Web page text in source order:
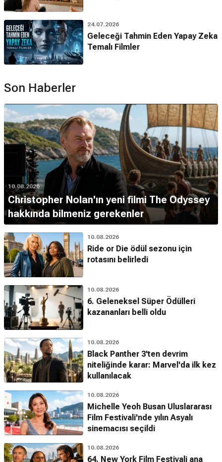
24.07.2026
Geleceği Tahmin Eden Yapay Zeka
Temalı Filmler
Son Haberler
10.08.2026
Christopher Nolan'ın yeni filmi The Odyssey
hakkında bilmeniz gerekenler
10.08.2026
Ride or Die ödül sezonu için
rotasını belirledi
10.08.2026
6. Geleneksel Süper Ödülleri
kazananları belli oldu
10.08.2026
Black Panther 3'ten devrim
niteliğinde karar: Marvel'da ilk kez
kullanılacak
10.08.2026
Michelle Yeoh Busan Uluslararası
Film Festivali'nde yılın Asyalı
sinemacısı seçildi
10.08.2026
64. New York Film Festivali ana